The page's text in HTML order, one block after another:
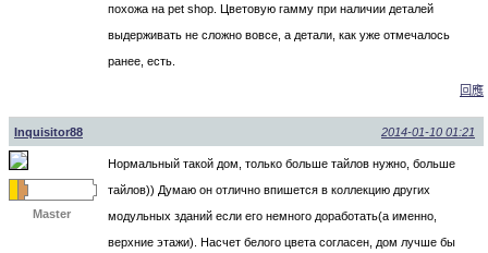
похожа на pet shop. Цветовую гамму при наличии деталей
выдерживать не сложно вовсе, а детали, как уже отмечалось
ранее, есть.
回應
Inquisitor88 2014-01-10 01:21
Master
Нормальный такой дом, только больше тайлов нужно, больше
тайлов)) Думаю он отлично впишется в коллекцию других
модульных зданий если его немного доработать(а именно,
верхние этажи). Насчет белого цвета согласен, дом лучше бы